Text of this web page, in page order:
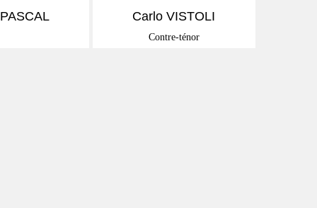
Carlo VISTOLI
Contre-ténor